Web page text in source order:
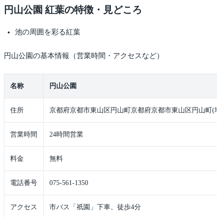
円山公園 紅葉の特徴・見どころ
池の周囲を彩る紅葉
円山公園の基本情報（営業時間・アクセスなど）
名称 円山公園
住所 京都府京都市東山区円山町京都府京都市東山区円山町(
営業時間 24時間営業
料金 無料
電話番号 075-561-1350
アクセス 市バス「祇園」下車、徒歩4分